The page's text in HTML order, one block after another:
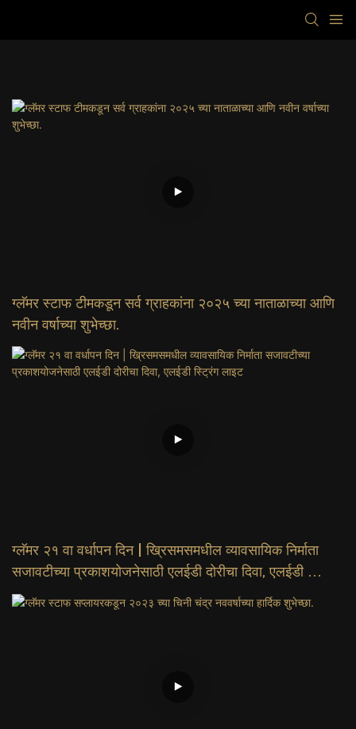
ग्लॅमर स्टाफ टीमकडून सर्व ग्राहकांना २०२५ च्या नाताळाच्या आणि
नवीन वर्षाच्या शुभेच्छा.
ग्लॅमर २१ वा वर्धापन दिन | ख्रिसमसमधील व्यावसायिक निर्माता
सजावटीच्या प्रकाशयोजनेसाठी एलईडी दोरीचा दिवा, एलईडी स्ट्रिंग
लाइट